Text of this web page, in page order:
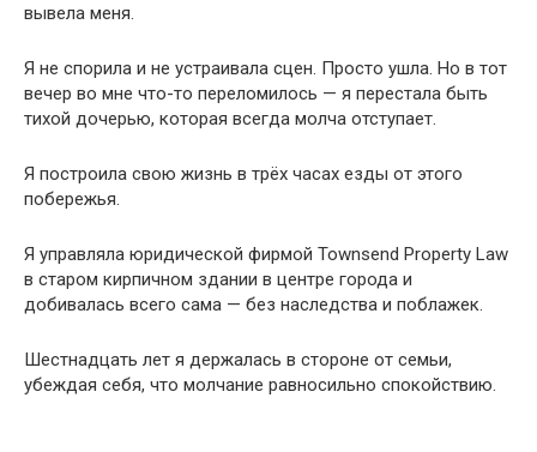
вывела меня.
Я не спорила и не устраивала сцен. Просто ушла. Но в тот
вечер во мне что-то переломилось — я перестала быть
тихой дочерью, которая всегда молча отступает.
Я построила свою жизнь в трёх часах езды от этого
побережья.
Я управляла юридической фирмой Townsend Property Law
в старом кирпичном здании в центре города и
добивалась всего сама — без наследства и поблажек.
Шестнадцать лет я держалась в стороне от семьи,
убеждая себя, что молчание равносильно спокойствию.